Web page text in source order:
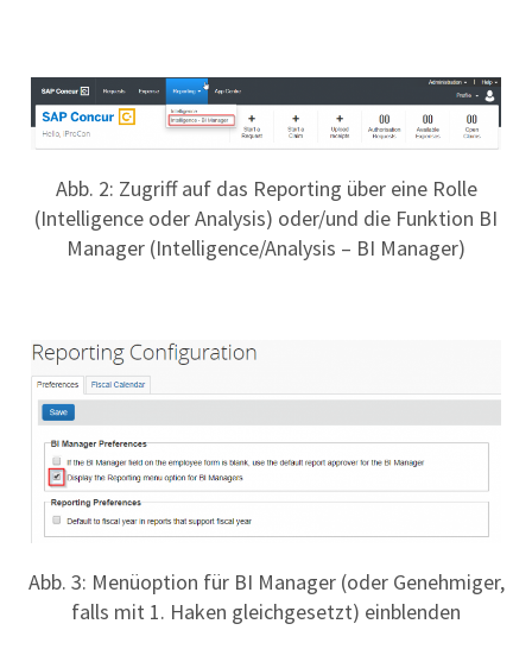
Abb. 2: Zugriff auf das Reporting über eine Rolle
(Intelligence oder Analysis) oder/und die Funktion BI
Manager (Intelligence/Analysis – BI Manager)
Abb. 3: Menüoption für BI Manager (oder Genehmiger,
falls mit 1. Haken gleichgesetzt) einblenden